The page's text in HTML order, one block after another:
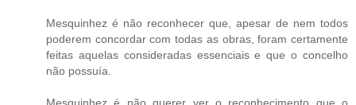
Mesquinhez é não reconhecer que, apesar de nem todos
poderem concordar com todas as obras, foram certamente
feitas aquelas consideradas essenciais e que o concelho
não possuía.
Mesquinhez é não querer ver o reconhecimento que o